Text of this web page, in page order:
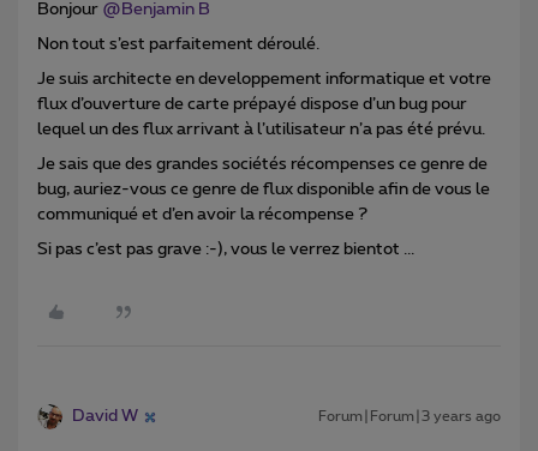
Bonjour @Benjamin B
Non tout s’est parfaitement déroulé.
Je suis architecte en developpement informatique et votre
flux d’ouverture de carte prépayé dispose d’un bug pour
lequel un des flux arrivant à l’utilisateur n’a pas été prévu.
Je sais que des grandes sociétés récompenses ce genre de
bug, auriez-vous ce genre de flux disponible afin de vous le
communiqué et d’en avoir la récompense ?
Si pas c’est pas grave :-), vous le verrez bientot ...
David W Forum|Forum|3 years ago